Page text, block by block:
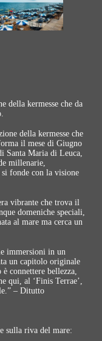
della kermesse che da
della kermesse che
il mese di Giugno
Santa Maria di Leuca,
millenarie,
si fonde con la visione
vibrante che trova il
domeniche speciali,
al mare ma cerca un
immersioni in un
un capitolo originale
connettere bellezza,
qui, al ‘Finis Terrae’,
– Ditutto
sulla riva del mare: